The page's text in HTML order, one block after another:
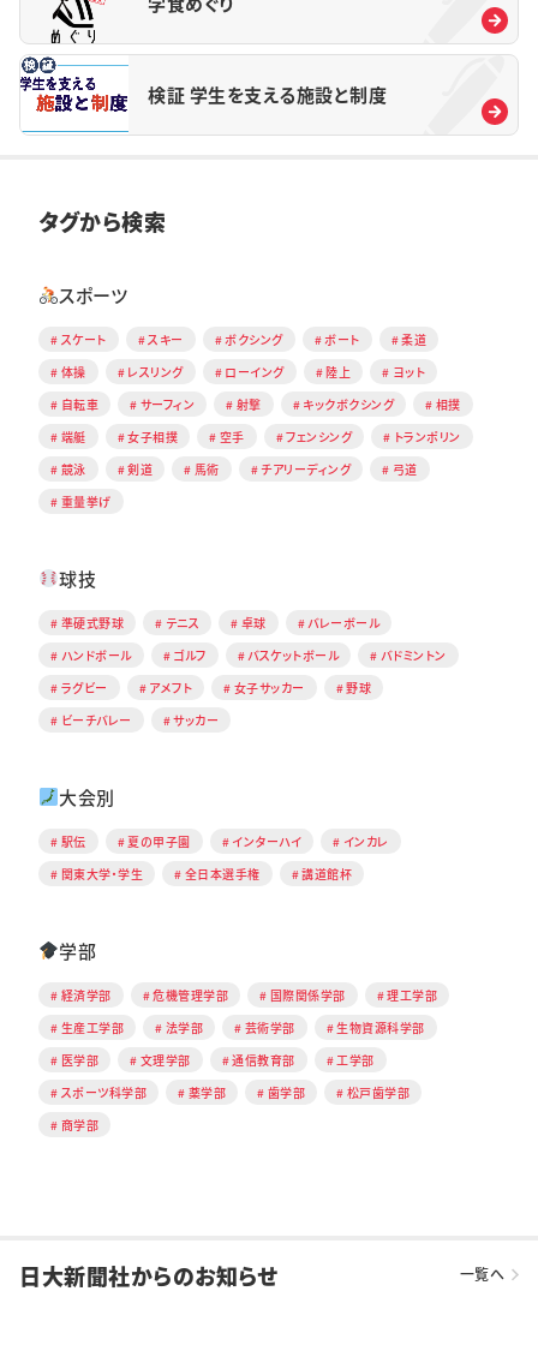
検証 学生を支える施設と制度
タグから検索
スポーツ
スケート スキー ボクシング ボート
柔道
体操
レスリング ローイング 陸上
ヨット
自転車
サーフィン 射撃 キックボクシング
相撲
端艇
女子相撲 空手 フェンシング
トランポリン
競泳
剣道 馬術 チアリーディング
弓道
重量挙げ
球技
準硬式野球 テニス 卓球
バレーボール
ハンドボール
ゴルフ バスケットボール
バドミントン
ラグビー
アメフト 女子サッカー
野球
ビーチバレー
サッカー
大会別
駅伝 夏の甲子園 インターハイ
インカレ
関東大学・学生
全日本選手権 講道館杯
学部
経済学部 危機管理学部 国際関係学部
理工学部
生産工学部
法学部 芸術学部
生物資源科学部
医学部
文理学部 通信教育部
工学部
スポーツ科学部
薬学部 歯学部
松戸歯学部
商学部
日大新聞社からのお知らせ 一覧へ